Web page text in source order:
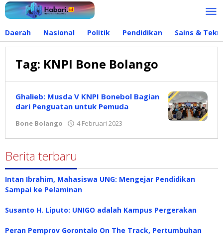
Lewati
ke
Daerah Nasional Politik Pendidikan Sains &
Tag: KNPI Bone Bolango
Ghalieb: Musda V KNPI Bonebol Bagian
dari Penguatan untuk Pemuda
Bone Bolango 4 Februari 2023
Berita terbaru
Intan Ibrahim, Mahasiswa UNG: Mengejar Pendidikan
Sampai ke Pelaminan
Susanto H. Liputo: UNIGO adalah Kampus Pergerakan
Peran Pemprov Gorontalo On The Track, Pertumbuhan